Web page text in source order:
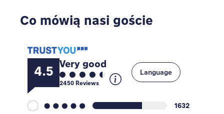
na sześciu piętrach z 493 wygodnymi łóżkami do
wyboru. To jest miejsce, gdzie warto zatrzymać się
Co mówią nasi goście
4.5 Very good
2450Reviews
1632
Language